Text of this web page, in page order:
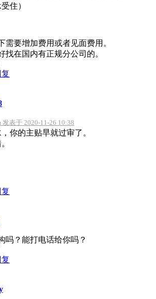
住）
需要增加费用或者见面费用。
找在国内有正规分公司的。
发表于 2020-11-26 10:38
你的主贴早就过审了。
吗？能打电话给你吗？